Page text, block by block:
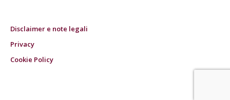
Disclaimer e note legali
Privacy
Cookie Policy